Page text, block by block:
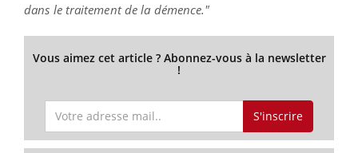
dans le traitement de la démence."
Vous aimez cet article ? Abonnez-vous à la newsletter
!
S'inscrire